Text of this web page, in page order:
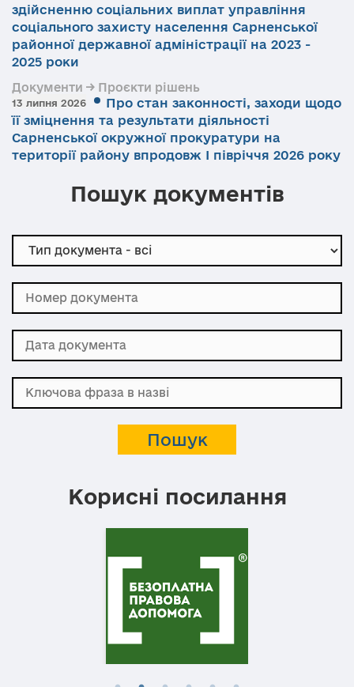
здійсненню соціальних виплат управління
соціального захисту населення Сарненської
районної державної адміністрації на 2023 -
2025 роки
Документи → Проєкти рішень
13 липня 2026
Про стан законності, заходи щодо
її зміцнення та результати діяльності
Сарненської окружної прокуратури на
території району впродовж І півріччя 2026 року
Пошук документів
Корисні посилання